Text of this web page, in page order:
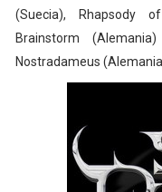
(Suecia), Rhapsody
Brainstorm
Nostradameus